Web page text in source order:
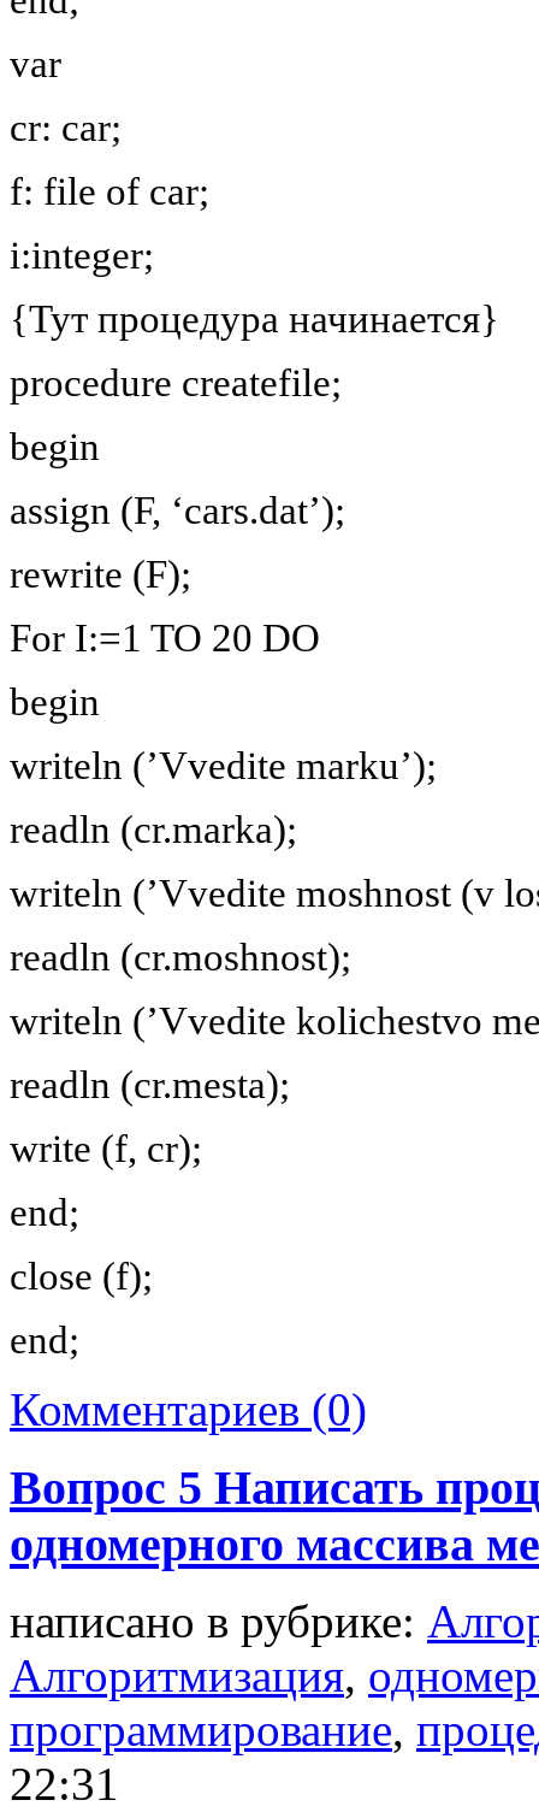
var
cr: car;
f: file of car;
i:integer;
{Тут процедура начинается}
procedure createfile;
begin
assign (F, ‘cars.dat’);
rewrite (F);
For I:=1 TO 20 DO
begin
writeln (’Vvedite marku’);
readln (cr.marka);
writeln (’Vvedite moshnost (v
readln (cr.moshnost);
writeln (’Vvedite kolichestvo
readln (cr.mesta);
write (f, cr);
end;
close (f);
end;
Комментариев (0)
Вопрос 5 Написать
одномерного массива
написано в рубрике:
Алгоритмизация,
программирование,
22:31